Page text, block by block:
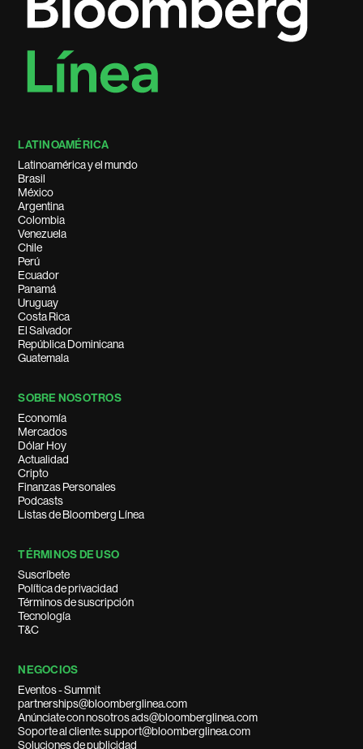
LATINOAMÉRICA
Latinoamérica y el mundo
Brasil
México
Argentina
Colombia
Venezuela
Chile
Perú
Ecuador
Panamá
Uruguay
Costa Rica
El Salvador
República Dominicana
Guatemala
SOBRE NOSOTROS
Economía
Mercados
Dólar Hoy
Actualidad
Cripto
Finanzas Personales
Podcasts
Listas de Bloomberg Línea
TÉRMINOS DE USO
Suscríbete
Política de privacidad
Términos de suscripción
Tecnología
T&C
NEGOCIOS
Eventos - Summit
partnerships@bloomberglinea.com
Anúnciate con nosotros ads@bloomberglinea.com
Soporte al cliente: support@bloomberglinea.com
Soluciones de publicidad